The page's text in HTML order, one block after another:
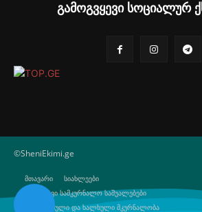
გამოგვყევი სოციალურ
©SheniEkimi.ge
მთავარი
სიახლეები
ბუნებრივი სამკურნალო საშუალებები
ტრადიციული და ხალხული მკურნალობა